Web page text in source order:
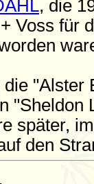
, die
Voss für
"Alster
"Sheldon
später,
den